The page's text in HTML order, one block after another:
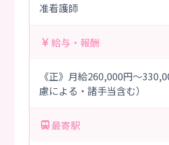
准看護師
給与・報酬
《正》月給260,000円～
慮による・諸手当含む）
最寄駅